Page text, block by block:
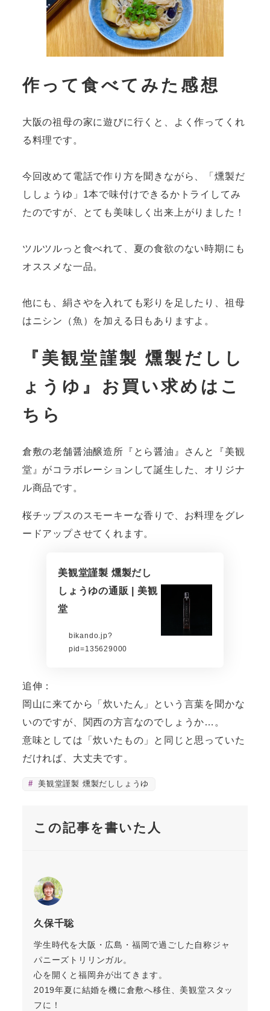
作って食べてみた感想
大阪の祖母の家に遊びに行くと、よく作ってくれ
る料理です。
今回改めて電話で作り方を聞きながら、「燻製だ
ししょうゆ」1本で味付けできるかトライしてみ
たのですが、とても美味しく出来上がりました！
ツルツルっと食べれて、夏の食欲のない時期にも
オススメな一品。
他にも、絹さやを入れても彩りを足したり、祖母
はニシン（魚）を加える日もありますよ。
『美観堂謹製 燻製だしし
ょうゆ』お買い求めはこ
ちら
倉敷の老舗醤油醸造所『とら醤油』さんと『美観
堂』がコラボレーションして誕生した、オリジナ
ル商品です。
桜チップスのスモーキーな香りで、お料理をグレ
ードアップさせてくれます。
美観堂謹製 燻製だし
しょうゆの通販 | 美観
堂
bikando.jp?
pid=135629000
追伸：
岡山に来てから「炊いたん」という言葉を聞かな
いのですが、関西の方言なのでしょうか…。
意味としては「炊いたもの」と同じと思っていた
だければ、大丈夫です。
美観堂謹製 燻製だししょうゆ
この記事を書いた人
久保千聡
学生時代を大阪・広島・福岡で過ごした自称ジャ
パニーズトリリンガル。
心を開くと福岡弁が出てきます。
2019年夏に結婚を機に倉敷へ移住、美観堂スタッ
フに！